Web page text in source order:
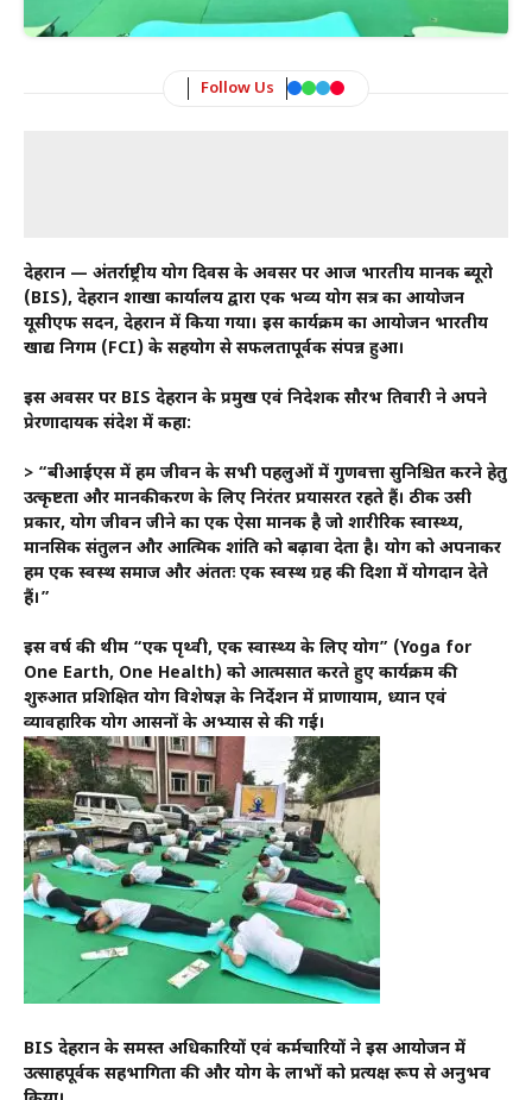
Follow Us
देहरादून — अंतर्राष्ट्रीय योग दिवस के अवसर पर आज भारतीय मानक ब्यूरो
(BIS), देहरादून शाखा कार्यालय द्वारा एक भव्य योग सत्र का आयोजन
यूसीएफ सदन, देहरादून में किया गया। इस कार्यक्रम का आयोजन भारतीय
खाद्य निगम (FCI) के सहयोग से सफलतापूर्वक संपन्न हुआ।
इस अवसर पर BIS देहरादून के प्रमुख एवं निदेशक सौरभ तिवारी ने अपने
प्रेरणादायक संदेश में कहा:
> “बीआईएस में हम जीवन के सभी पहलुओं में गुणवत्ता सुनिश्चित करने हेतु
उत्कृष्टता और मानकीकरण के लिए निरंतर प्रयासरत रहते हैं। ठीक उसी
प्रकार, योग जीवन जीने का एक ऐसा मानक है जो शारीरिक स्वास्थ्य,
मानसिक संतुलन और आत्मिक शांति को बढ़ावा देता है। योग को अपनाकर
हम एक स्वस्थ समाज और अंततः एक स्वस्थ ग्रह की दिशा में योगदान देते
हैं।”
इस वर्ष की थीम “एक पृथ्वी, एक स्वास्थ्य के लिए योग” (Yoga for
One Earth, One Health) को आत्मसात करते हुए कार्यक्रम की
शुरुआत प्रशिक्षित योग विशेषज्ञ के निर्देशन में प्राणायाम, ध्यान एवं
व्यावहारिक योग आसनों के अभ्यास से की गई।
BIS देहरादून के समस्त अधिकारियों एवं कर्मचारियों ने इस आयोजन में
उत्साहपूर्वक सहभागिता की और योग के लाभों को प्रत्यक्ष रूप से अनुभव